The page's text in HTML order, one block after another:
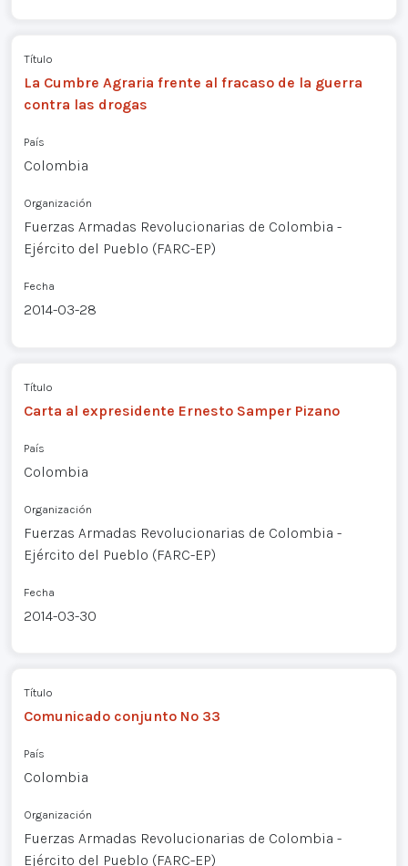
Título
La Cumbre Agraria frente al fracaso de la guerra
contra las drogas
País
Colombia
Organización
Fuerzas Armadas Revolucionarias de Colombia -
Ejército del Pueblo (FARC-EP)
Fecha
2014-03-28
Título
Carta al expresidente Ernesto Samper Pizano
País
Colombia
Organización
Fuerzas Armadas Revolucionarias de Colombia -
Ejército del Pueblo (FARC-EP)
Fecha
2014-03-30
Título
Comunicado conjunto Nº 33
País
Colombia
Organización
Fuerzas Armadas Revolucionarias de Colombia -
Ejército del Pueblo (FARC-EP)